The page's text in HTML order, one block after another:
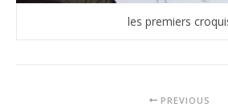
les premiers
PREVIOUS